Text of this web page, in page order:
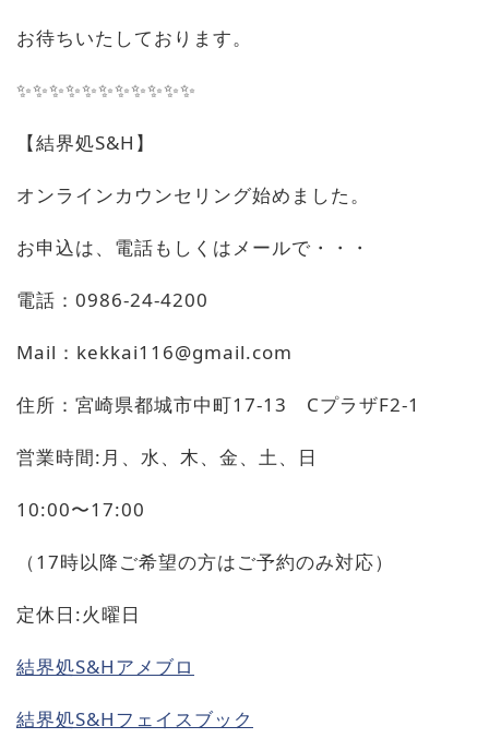
お待ちいたしております。
✨✨✨✨✨✨✨✨✨✨✨
【結界処S&H】
オンラインカウンセリング始めました。
お申込は、電話もしくはメールで・・・
電話：0986-24-4200
Mail：kekkai116@gmail.com
住所：宮崎県都城市中町17-13 CプラザF2-1
営業時間:月、水、木、金、土、日
10:00〜17:00
（17時以降ご希望の方はご予約のみ対応）
定休日:火曜日
結界処S&Hアメブロ
結界処S&Hフェイスブック